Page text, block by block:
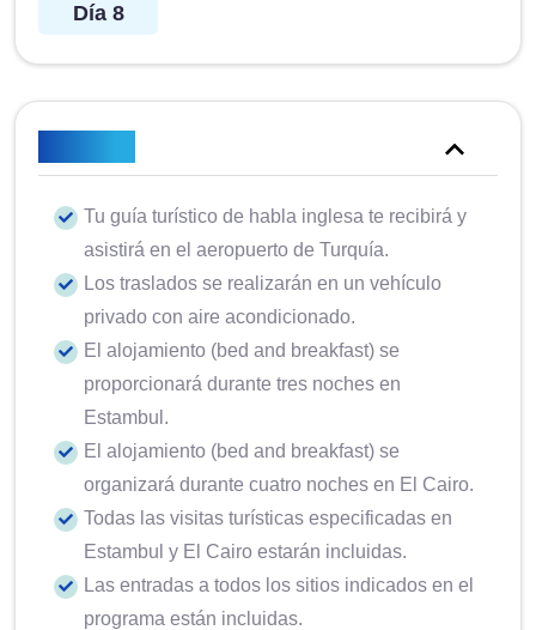
Día 8
Tu guía turístico de habla inglesa te recibirá y
asistirá en el aeropuerto de Turquía.
Los traslados se realizarán en un vehículo
privado con aire acondicionado.
El alojamiento (bed and breakfast) se
proporcionará durante tres noches en
Estambul.
El alojamiento (bed and breakfast) se
organizará durante cuatro noches en El Cairo.
Todas las visitas turísticas especificadas en
Estambul y El Cairo estarán incluidas.
Las entradas a todos los sitios indicados en el
programa están incluidas.